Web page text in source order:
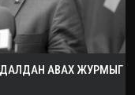
АВАХ ЖУРМЫГ